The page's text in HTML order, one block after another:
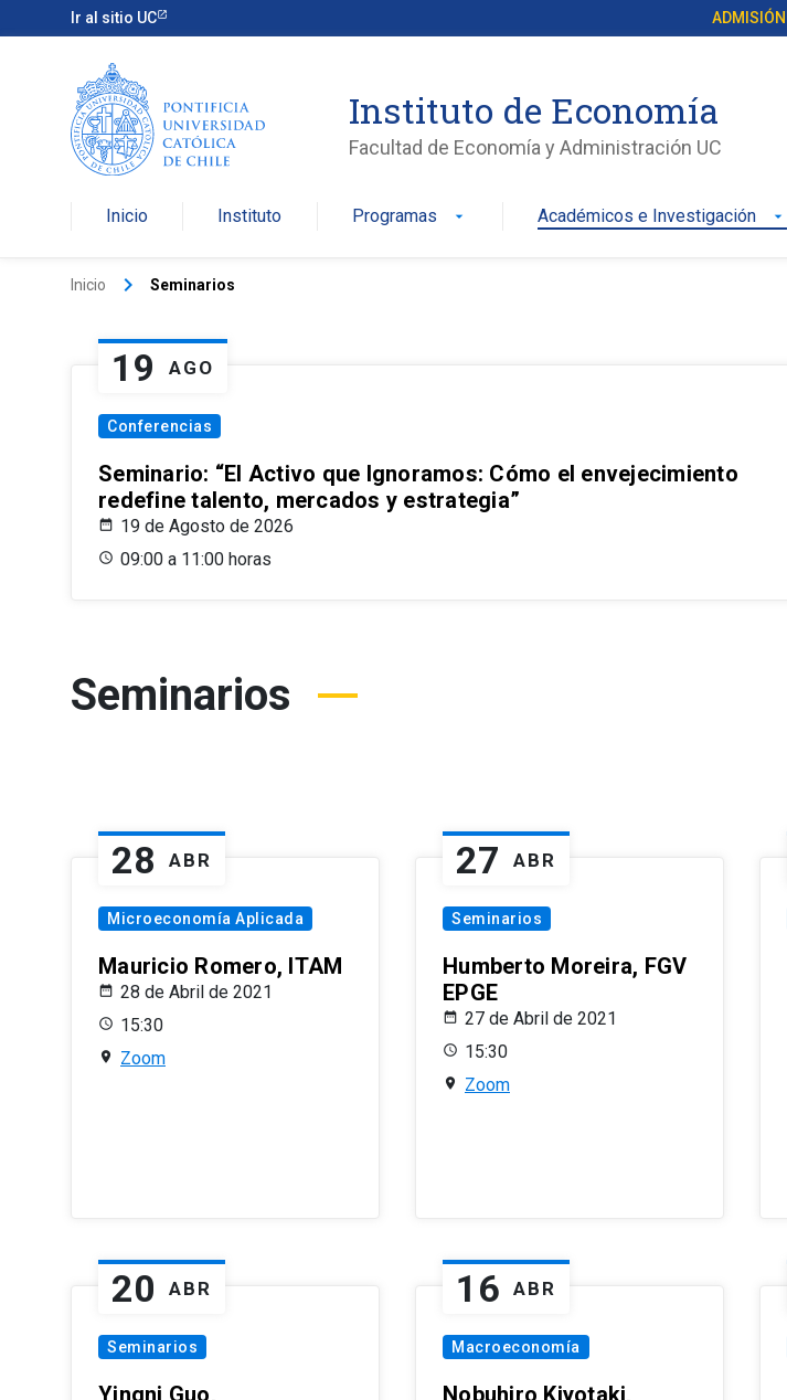
Ir al sitio UC ADMISIÓN
Instituto de Economía
Facultad de Economía y Administración UC
Inicio Instituto Programas arrow_drop_down Académicos e Investigación arrow_drop_down
Inicio keyboard_arrow_right Seminarios
19 AGO
Conferencias
Seminario: “El Activo que Ignoramos: Cómo el envejecimiento
redefine talento, mercados y estrategia”
19 de Agosto de 2026
09:00 a 11:00 horas
Seminarios
28 ABR
Microeconomía Aplicada
Mauricio Romero, ITAM
28 de Abril de 2021
15:30
Zoom
27 ABR
Seminarios
Humberto Moreira, FGV
EPGE
27 de Abril de 2021
15:30
Zoom
20 ABR
Seminarios
16 ABR
Macroeconomía